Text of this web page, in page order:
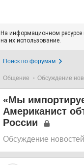
На информационном
на их использование.
Поиск по форумам
Общение Обсуждение
«Мы
Американист
России
Обсуждение новостей